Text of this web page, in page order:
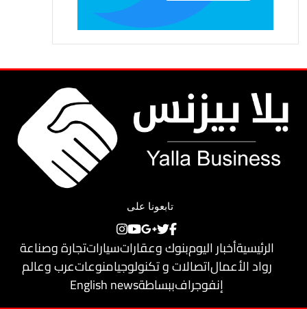
تابعونا على
الرئيسيةأخبار اليومبنوك وعقاراتسياراتتجارة وصناعة
رواد الأعمالاتصالات و تكنولوجيامنوعاتعرب وعالم
إنفوجرافببساطةEnglish news